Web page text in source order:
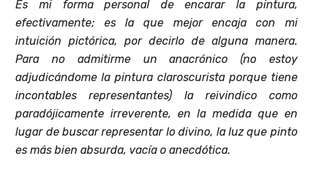
Es mi forma personal de encarar la pintura,
efectivamente; es la que mejor encaja con mi
intuición pictórica, por decirlo de alguna manera.
Para no admitirme un anacrónico (no estoy
adjudicándome la pintura claroscurista porque tiene
incontables representantes) la reivindico como
paradójicamente irreverente, en la medida que en
lugar de buscar representar lo divino, la luz que pinto
es más bien absurda, vacía o anecdótica.